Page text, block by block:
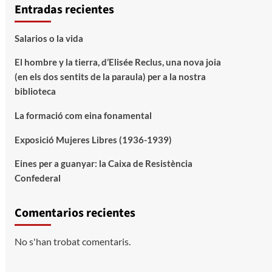
Entradas recientes
Salarios o la vida
El hombre y la tierra, d’Elisée Reclus, una nova joia
(en els dos sentits de la paraula) per a la nostra
biblioteca
La formació com eina fonamental
Exposició Mujeres Libres (1936-1939)
Eines per a guanyar: la Caixa de Resistència
Confederal
Comentarios recientes
No s'han trobat comentaris.